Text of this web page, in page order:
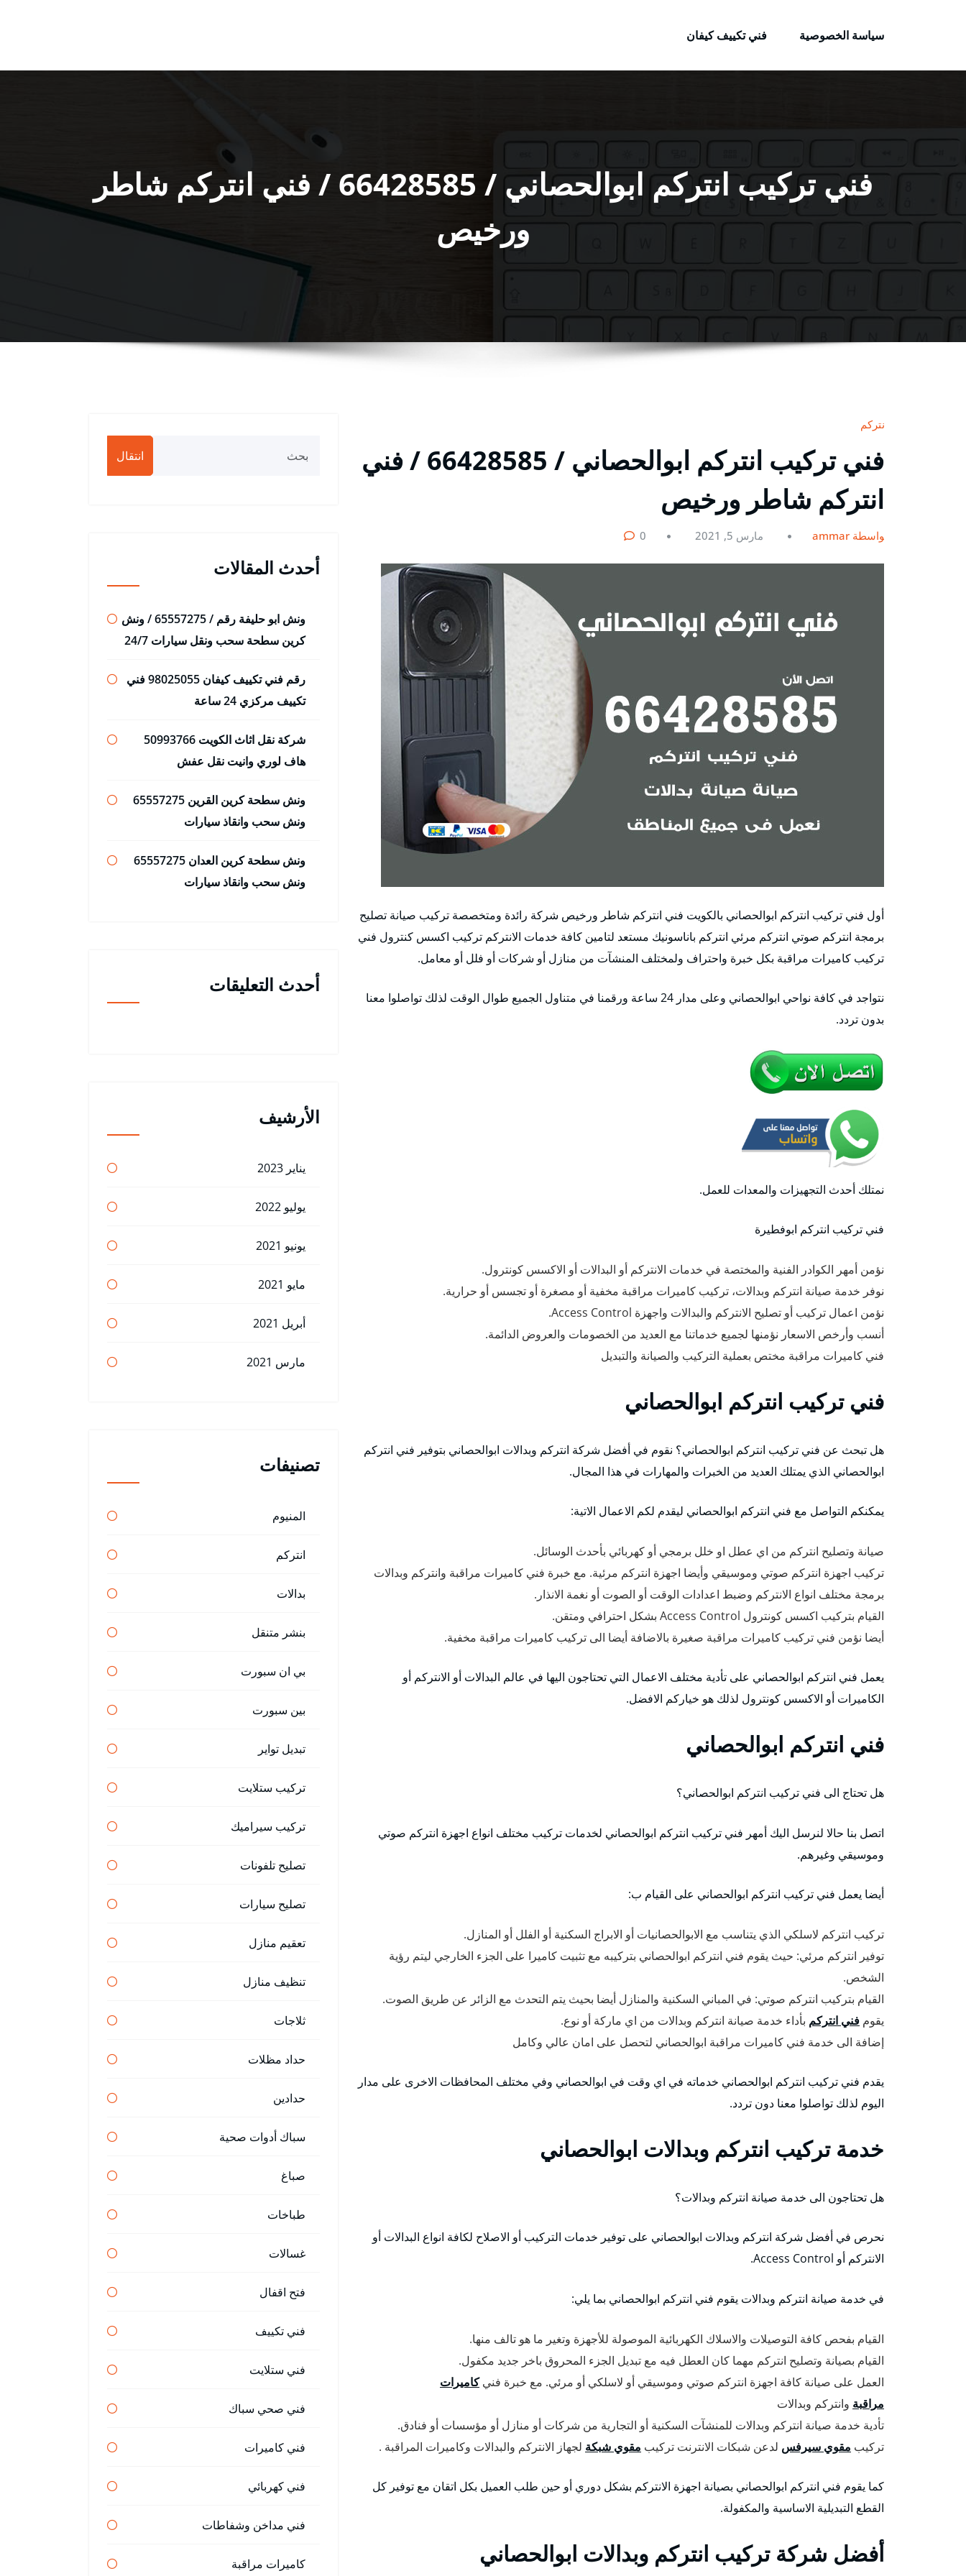
سياسة الخصوصية
فني تكييف كيفان
فني تركيب انتركم ابوالحصاني / 66428585 / فني انتركم شاطر
ورخيص
انتركم
فني تركيب انتركم ابوالحصاني / 66428585 / فني
انتركم شاطر ورخيص
بواسطة ammar مارس 5, 2021 0
أول فني تركيب انتركم ابوالحصاني بالكويت فني انتركم شاطر ورخيص شركة رائدة ومتخصصة تركيب صيانة تصليح
برمجة انتركم صوتي انتركم مرئي انتركم باناسونيك مستعد لتامين كافة خدمات الانتركم تركيب اكسس كنترول فني
تركيب كاميرات مراقبة بكل خبرة واحتراف ولمختلف المنشآت من منازل أو شركات أو فلل أو معامل.
نتواجد في كافة نواحي ابوالحصاني وعلى مدار 24 ساعة ورقمنا في متناول الجميع طوال الوقت لذلك تواصلوا معنا
بدون تردد.
نمتلك أحدث التجهيزات والمعدات للعمل.
فني تركيب انتركم ابوفطيرة
نؤمن أمهر الكوادر الفنية والمختصة في خدمات الانتركم أو البدالات أو الاكسس كونترول.
نوفر خدمة صيانة انتركم وبدالات، تركيب كاميرات مراقبة مخفية أو مصغرة أو تجسس أو حرارية.
نؤمن اعمال تركيب أو تصليح الانتركم والبدالات واجهزة Access Control.
أنسب وأرخص الاسعار نؤمنها لجميع خدماتنا مع العديد من الخصومات والعروض الدائمة.
فني كاميرات مراقبة مختص بعملية التركيب والصيانة والتبديل
فني تركيب انتركم ابوالحصاني
هل تبحث عن فني تركيب انتركم ابوالحصاني؟ نقوم في أفضل شركة انتركم وبدالات ابوالحصاني بتوفير فني انتركم
ابوالحصاني الذي يمتلك العديد من الخبرات والمهارات في هذا المجال.
يمكنكم التواصل مع فني انتركم ابوالحصاني ليقدم لكم الاعمال الاتية:
صيانة وتصليح انتركم من اي عطل او خلل برمجي أو كهربائي بأحدث الوسائل.
تركيب اجهزة انتركم صوتي وموسيقي وأيضا اجهزة انتركم مرئية. مع خبرة فني كاميرات مراقبة وانتركم وبدالات
برمجة مختلف انواع الانتركم وضبط اعدادات الوقت أو الصوت أو نغمة الانذار.
القيام بتركيب اكسس كونترول Access Control بشكل احترافي ومتقن.
أيضا نؤمن فني تركيب كاميرات مراقبة صغيرة بالاضافة أيضا الى تركيب كاميرات مراقبة مخفية.
يعمل فني انتركم ابوالحصاني على تأدية مختلف الاعمال التي تحتاجون اليها في عالم البدالات أو الانتركم أو
الكاميرات أو الاكسس كونترول لذلك هو خياركم الافضل.
فني انتركم ابوالحصاني
هل تحتاج الى فني تركيب انتركم ابوالحصاني؟
اتصل بنا حالا لنرسل اليك أمهر فني تركيب انتركم ابوالحصاني لخدمات تركيب مختلف انواع اجهزة انتركم صوتي
وموسيقي وغيرهم.
أيضا يعمل فني تركيب انتركم ابوالحصاني على القيام ب:
تركيب انتركم لاسلكي الذي يتناسب مع الابوالحصانيات أو الابراج السكنية أو الفلل أو المنازل.
توفير انتركم مرئي: حيث يقوم فني انتركم ابوالحصاني بتركيبه مع تثبيت كاميرا على الجزء الخارجي ليتم رؤية
الشخص.
القيام بتركيب انتركم صوتي: في المباني السكنية والمنازل أيضا بحيث يتم التحدث مع الزائر عن طريق الصوت.
يقوم فني انتركم بأداء خدمة صيانة انتركم وبدالات من اي ماركة أو نوع.
إضافة الى خدمة فني كاميرات مراقبة ابوالحصاني لتحصل على امان عالي وكامل
يقدم فني تركيب انتركم ابوالحصاني خدماته في اي وقت في ابوالحصاني وفي مختلف المحافظات الاخرى على مدار
اليوم لذلك تواصلوا معنا دون تردد.
خدمة تركيب انتركم وبدالات ابوالحصاني
هل تحتاجون الى خدمة صيانة انتركم وبدالات؟
نحرص في أفضل شركة انتركم وبدالات ابوالحصاني على توفير خدمات التركيب أو الاصلاح لكافة انواع البدالات أو
الانتركم أو Access Control.
في خدمة صيانة انتركم وبدالات يقوم فني انتركم ابوالحصاني بما يلي:
القيام بفحص كافة التوصيلات والاسلاك الكهربائية الموصولة للأجهزة وتغير ما هو تالف منها.
القيام بصيانة وتصليح انتركم مهما كان العطل فيه مع تبديل الجزء المحروق باخر جديد مكفول.
العمل على صيانة كافة اجهزة انتركم صوتي وموسيقي أو لاسلكي أو مرئي. مع خبرة فنيكاميرات
مراقبة وانتركم وبدالات
تأدية خدمة صيانة انتركم وبدالات للمنشآت السكنية أو التجارية من شركات أو منازل أو مؤسسات أو فنادق.
تركيب مقوي سيرفس لدعن شبكات الانترنت تركيب مقوي شبكة لجهاز الانتركم والبدالات وكاميرات المراقبة .
كما يقوم فني انتركم ابوالحصاني بصيانة اجهزة الانتركم بشكل دوري أو حين طلب العميل بكل اتقان مع توفير كل
القطع التبديلية الاساسية والمكفولة.
أفضل شركة تركيب انتركم وبدالات ابوالحصاني
انتقال
أحدث المقالات
ونش ابو حليفة رقم / 65557275 / ونش
كرين سطحة سحب ونقل سيارات 24/7
رقم فني تكييف كيفان 98025055 فني
تكييف مركزي 24 ساعة
شركة نقل اثاث الكويت 50993766
هاف لوري وانيت نقل عفش
ونش سطحة كرين القرين 65557275
ونش سحب وانقاذ سيارات
ونش سطحة كرين العدان 65557275
ونش سحب وانقاذ سيارات
أحدث التعليقات
الأرشيف
يناير 2023
يوليو 2022
يونيو 2021
مايو 2021
أبريل 2021
مارس 2021
تصنيفات
المنيوم
انتركم
بدالات
بنشر متنقل
بي ان سبورت
بين سبورت
تبديل تواير
تركيب ستلايت
تركيب سيراميك
تصليح تلفونات
تصليح سيارات
تعقيم منازل
تنظيف منازل
ثلاجات
حداد مظلات
حدادين
سباك أدوات صحية
صباغ
طباخات
غسالات
فتح اقفال
فني تكييف
فني ستلايت
فني صحي سباك
فني كاميرات
فني كهربائي
فني مداخن وشفاطات
كاميرات مراقبة